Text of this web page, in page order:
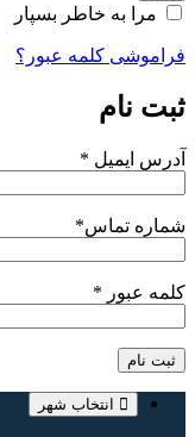
مرا به خاطر بسپار
فراموشی کلمه عبور؟
ثبت نام
آدرس ایمیل *
شماره تماس*
کلمه عبور *
ثبت نام